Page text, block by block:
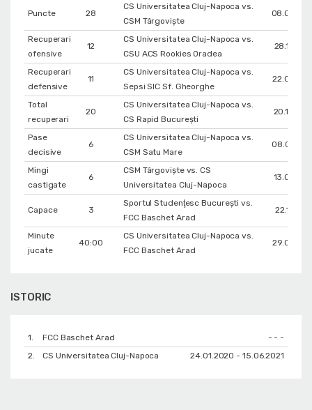
Puncte 28
CS Universitatea Cluj-Napoca vs.
CSM Târgoviște
Recuperari
ofensive
12
CS Universitatea Cluj-Napoca vs.
CSU ACS Rookies Oradea
Recuperari
defensive
11
CS Universitatea Cluj-Napoca vs.
Sepsi SIC Sf. Gheorghe
Total
recuperari
20
CS Universitatea Cluj-Napoca vs.
CS Rapid București
Pase
decisive
6
CS Universitatea Cluj-Napoca vs.
CSM Satu Mare
Mingi
castigate
6
CSM Târgoviște vs. CS
Universitatea Cluj-Napoca
Capace 3
Sportul Studenţesc Bucureşti vs.
FCC Baschet Arad
Minute
jucate
40:00
CS Universitatea Cluj-Napoca vs.
FCC Baschet Arad
ISTORIC
1. FCC Baschet Arad
- - -
2.
CS Universitatea Cluj-Napoca 24.01.2020 - 15.06.2021